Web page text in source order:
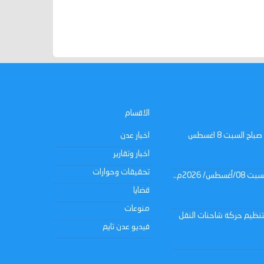
عدن : مستجدات كهرباء عدن حتى صباح السبت 8 اغسطس
2026م..
حركة شاحنات النقل
الاقسام
اخبار عدن
اخبار وتقارير
تحقيقات وحوارات
قضايا
منوعات
فيديو عدن تايم